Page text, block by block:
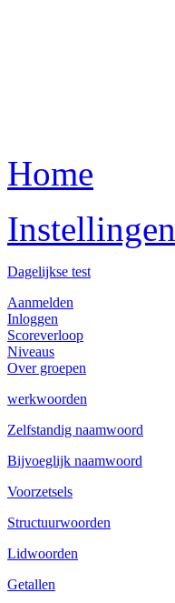
Home
Instellingen
Dagelijkse test
Aanmelden
Inloggen
Scoreverloop
Niveaus
Over groepen
werkwoorden
Zelfstandig naamwoord
Bijvoeglijk naamwoord
Voorzetsels
Structuurwoorden
Lidwoorden
Getallen